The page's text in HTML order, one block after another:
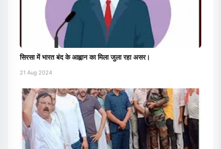
सिरसा में भारत बंद के आह्वान का मिला जुला रहा असर।
21 Aug 2024